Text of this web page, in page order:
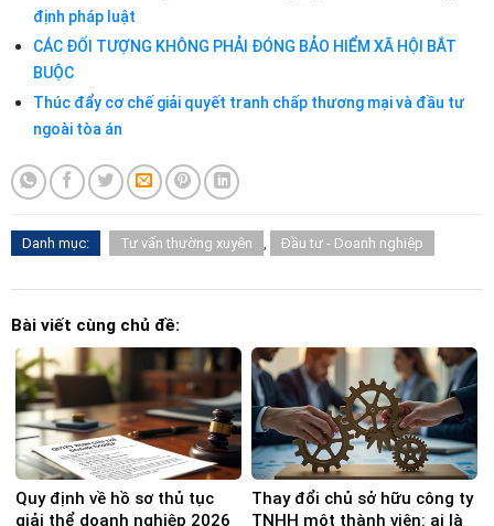
định pháp luật
CÁC ĐỐI TƯỢNG KHÔNG PHẢI ĐÓNG BẢO HIỂM XÃ HỘI BẮT
BUỘC
Thúc đẩy cơ chế giải quyết tranh chấp thương mại và đầu tư
ngoài tòa án
Danh mục: Tư vấn thường xuyên Đầu tư - Doanh nghiệp
Bài viết cùng chủ đề:
Quy định về hồ sơ thủ tục
giải thể doanh nghiệp 2026
Thay đổi chủ sở hữu công ty
TNHH một thành viên: ai là